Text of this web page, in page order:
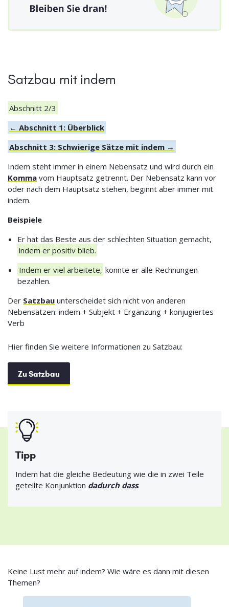
Satzbau mit indem
Abschnitt 2/3
← Abschnitt 1: Überblick
Abschnitt 3: Schwierige Sätze mit indem →
Indem steht immer in einem Nebensatz und wird durch ein
Komma vom Hauptsatz getrennt. Der Nebensatz kann vor
oder nach dem Hauptsatz stehen, beginnt aber immer mit
indem.
Beispiele
Er hat das Beste aus der schlechten Situation gemacht,
indem er positiv blieb.
Indem er viel arbeitete, konnte er alle Rechnungen
bezahlen.
Der Satzbau unterscheidet sich nicht von anderen
Nebensätzen: indem + Subjekt + Ergänzung + konjugiertes
Verb
Hier finden Sie weitere Informationen zu Satzbau:
Zu Satzbau
Tipp
Indem hat die gleiche Bedeutung wie die in zwei Teile
geteilte Konjunktion dadurch dass.
Keine Lust mehr auf indem? Wie wäre es dann mit diesen
Themen?